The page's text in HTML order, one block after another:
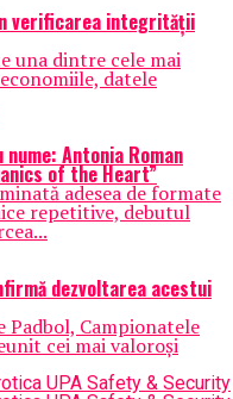
verificarea integrității
una dintre cele mai
datele
Antonia Roman
of the Heart”
adesea de formate
repetitive, debutul
dezvoltarea acestui
Padbol, Campionatele
cei mai valoroși